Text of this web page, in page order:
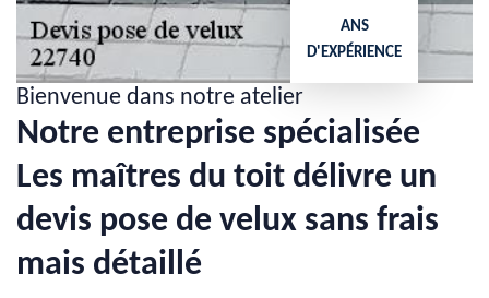
ANS
D'EXPÉRIENCE
Bienvenue dans notre atelier
Notre entreprise spécialisée
Les maîtres du toit délivre un
devis pose de velux sans frais
mais détaillé